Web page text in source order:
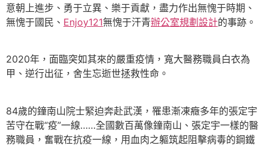
意朝上進步、勇于立異、樂于貢獻，盡力作出無愧于時期、
無愧于國民、 Enjoy121無愧于汗青辦公室規劃設計的事跡。
2020年，面臨突如其來的嚴重疫情，寬大醫務職員白衣為
甲、逆行出征，舍生忘逝世拯救性命。
84歲的鐘南山院士緊迫奔赴武漢，罹患漸凍癥多年的張定宇
苦守在戰“疫”一線……全國數百萬像鐘南山、張定宇一樣的醫
務職員，奮戰在抗疫一線，用血肉之軀筑起阻擊病毒的鋼鐵